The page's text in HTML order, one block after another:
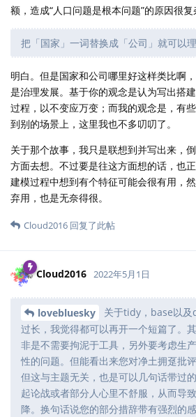
额，造成“人口问题是根本问题”的原因很复
把「国家」一词替换成「公司」就可以
明白。但是国家和公司哪里好这样类比啊
是治理发展。基于你的观念是认为写出搭
过程，以不变应万变；而我的观念是，有
到别的场景上，这里我也不多叨叨了。
关于那个故事，我只是联想到并写出来，
方面去想。不过要是往这方面想的话，也
建模过程中想到有个特征可能会很有用，
弃用，也是无奈得很。
Cloud2016 回复了此帖
Cloud2016 2022年5月1日
lovebluesky
关于tidy，base以
过长，我觉得都可以再开一个短篇了。
非是不需要拘泥于工具，另外要考虑生
性的问题。但能看出来您对净土拥趸批
但这与主题无关，也是可以几句话带过
起论战或者部分人心里不舒服，从而导
降。换句话说您的部分措辞带有强烈的